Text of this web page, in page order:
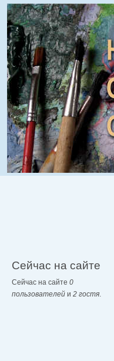
Сейчас на сайте
Сейчас на сайте 0
пользователей и 2 гостя.